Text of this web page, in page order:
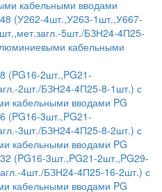
кабельными вводами
(У262-4шт.,У263-1шт.,У667-
5шт./БЗН24-4П25-
кабельными
(PG16-2шт.,PG21-
2шт./БЗН24-4П25-8-1шт.) с
кабельными вводами PG
(PG16-3шт.,PG21-
3шт./БЗН24-4П25-8-2шт.) с
кабельными вводами PG
(PG16-3шт.,PG21-2шт.,PG29-
4шт./БЗН24-4П25-16-2шт.) с
кабельными вводами PG